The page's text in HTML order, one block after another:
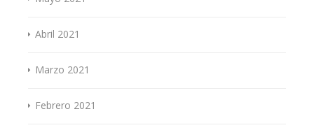
Abril 2021
Marzo 2021
Febrero 2021